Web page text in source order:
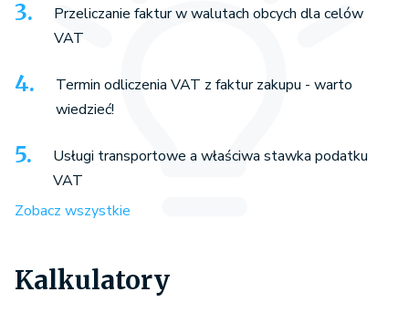
Przeliczanie faktur w walutach obcych dla celów
VAT
Termin odliczenia VAT z faktur zakupu - warto
wiedzieć!
Usługi transportowe a właściwa stawka podatku
VAT
Zobacz wszystkie
Kalkulatory